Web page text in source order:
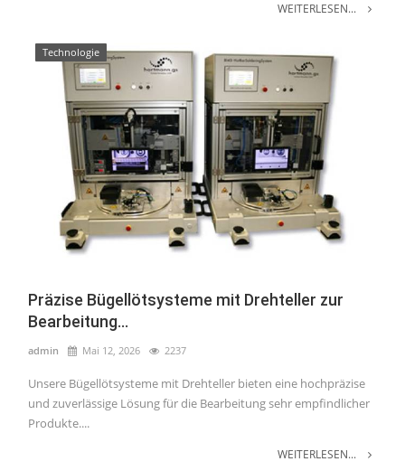
WEITERLESEN...
Technologie
Präzise Bügellötsysteme mit Drehteller zur
Bearbeitung...
admin Mai 12, 2026 2237
Unsere Bügellötsysteme mit Drehteller bieten eine hochpräzise
und zuverlässige Lösung für die Bearbeitung sehr empfindlicher
Produkte....
WEITERLESEN...